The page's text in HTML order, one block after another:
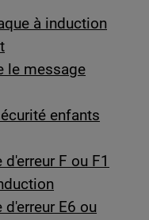
à induction
le message
enfants
F ou F1
E6 ou